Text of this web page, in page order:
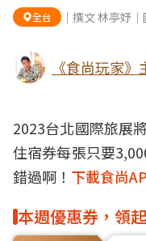
全台 ｜撰文 林亭妤
《食尚玩家
2023台北國際旅展
住宿券每張只要
錯過啊！ 下載食尚
本週優惠券，領